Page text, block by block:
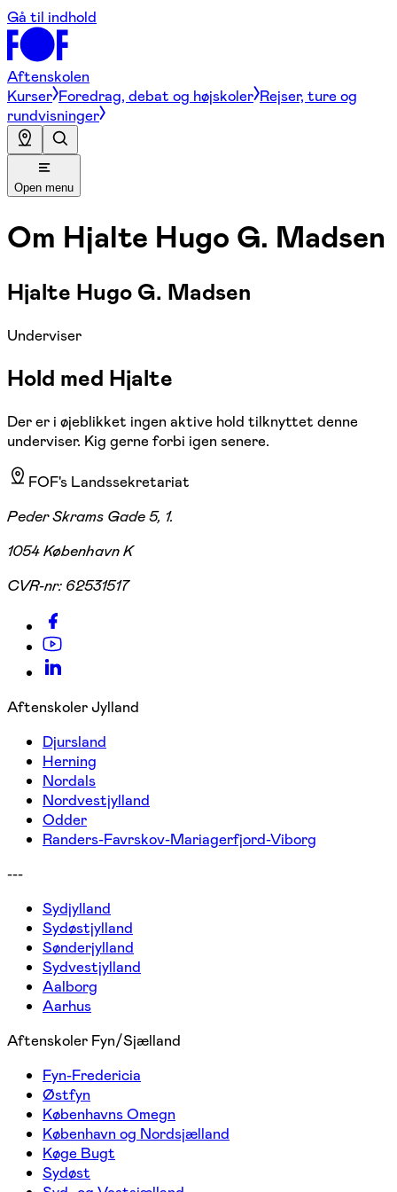
Gå til indhold
Aftenskolen
Kurser Foredrag, debat og højskoler Rejser, ture og
rundvisninger
Open menu
Om Hjalte Hugo G. Madsen
Hjalte Hugo G. Madsen
Underviser
Hold med Hjalte
Der er i øjeblikket ingen aktive hold tilknyttet denne
underviser. Kig gerne forbi igen senere.
FOF's Landssekretariat
Peder Skrams Gade 5, 1.
1054 København K
CVR-nr: 62531517
Aftenskoler Jylland
Djursland
Herning
Nordals
Nordvestjylland
Odder
Randers-Favrskov-Mariagerfjord-Viborg
---
Sydjylland
Sydøstjylland
Sønderjylland
Sydvestjylland
Aalborg
Aarhus
Aftenskoler Fyn/Sjælland
Fyn-Fredericia
Østfyn
Københavns Omegn
København og Nordsjælland
Køge Bugt
Sydøst